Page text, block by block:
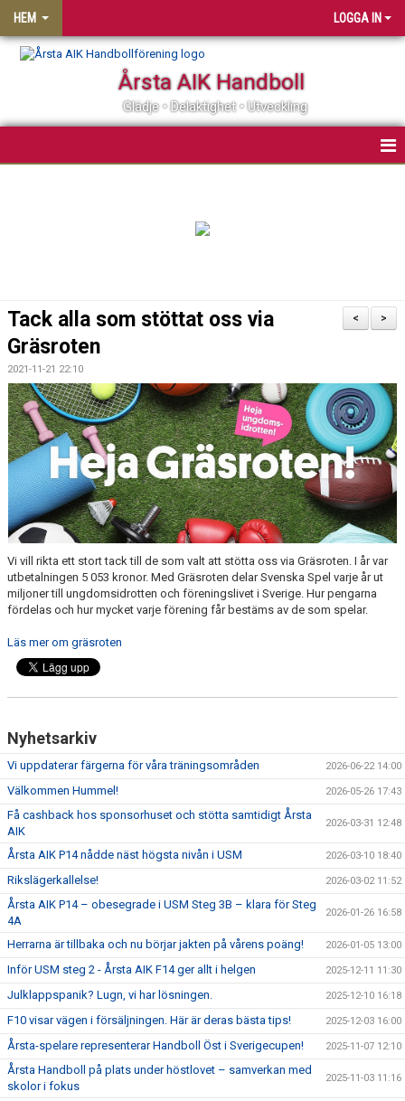
HEM LOGGA IN
Årsta AIK Handboll
Glädje • Delaktighet • Utveckling
KLUBBSHOP
LEDARGUIDEN
>
<
Tack alla som stöttat oss via
Gräsroten
2021-11-21 22:10
Vi vill rikta ett stort tack till de som valt att stötta oss via Gräsroten. I år var
utbetalningen 5 053 kronor. Med Gräsroten delar Svenska Spel varje år ut
miljoner till ungdomsidrotten och föreningslivet i Sverige. Hur pengarna
fördelas och hur mycket varje förening får bestäms av de som spelar.
Läs mer om gräsroten
Nyhetsarkiv
Vi uppdaterar färgerna för våra träningsområden 2026-06-22 14:00
Välkommen Hummel! 2026-05-26 17:43
Få cashback hos sponsorhuset och stötta samtidigt Årsta
AIK
2026-03-31 12:48
Årsta AIK P14 nådde näst högsta nivån i USM 2026-03-10 18:40
Rikslägerkallelse! 2026-03-02 11:52
Årsta AIK P14 – obesegrade i USM Steg 3B – klara för Steg
4A
2026-01-26 16:58
Herrarna är tillbaka och nu börjar jakten på vårens poäng! 2026-01-05 13:00
Inför USM steg 2 - Årsta AIK F14 ger allt i helgen 2025-12-11 11:30
Julklappspanik? Lugn, vi har lösningen. 2025-12-10 16:18
F10 visar vägen i försäljningen. Här är deras bästa tips! 2025-12-03 16:00
Årsta-spelare representerar Handboll Öst i Sverigecupen! 2025-11-07 12:10
Årsta Handboll på plats under höstlovet – samverkan med
skolor i fokus
2025-11-03 11:16